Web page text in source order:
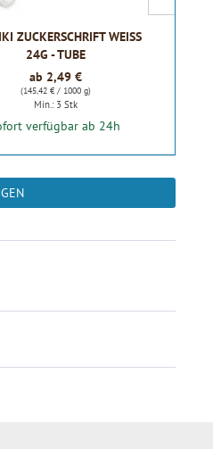
ZUCKERSCHRIFT WEISS 2
4G - TUBE
ab 2,49 €
(145,42 € / 1000 g)
Min.: 3 Stk
verfügbar ab 24h